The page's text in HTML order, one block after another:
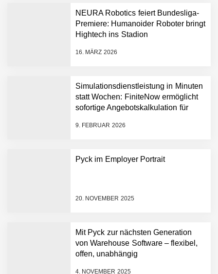
NEURA Robotics feiert Bundesliga-
Premiere: Humanoider Roboter bringt
Hightech ins Stadion
16. MÄRZ 2026
Simulationsdienstleistung in Minuten
statt Wochen: FiniteNow ermöglicht
sofortige Angebotskalkulation für
9. FEBRUAR 2026
Pyck im Employer Portrait
20. NOVEMBER 2025
Mit Pyck zur nächsten Generation
von Warehouse Software – flexibel,
offen, unabhängig
4. NOVEMBER 2025
Plattform zu beschleunigen
Amazon Web Services
starten strategische
AI breit auszurollen
Humanoider Roboter bringt
Hightech ins Stadion
Simulationsdienstleistung in
Minuten statt Wochen:
FiniteNow ermöglicht
Entwicklungsprozesse
Maximilian Mack von Pyck